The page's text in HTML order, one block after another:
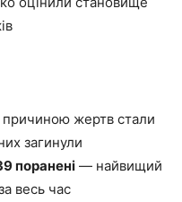
причиною жертв стали
загинули
поранені — найвищий
весь час